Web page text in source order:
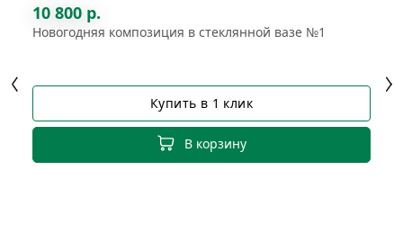
10 800 р.
Новогодняя композиция в стеклянной вазе №1
Купить в 1 клик
В корзину